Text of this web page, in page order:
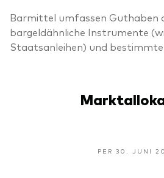
Barmittel umfassen Guthaben
bargeldähnliche Instrumente
Staatsanleihen) und
PER 30. JUNI